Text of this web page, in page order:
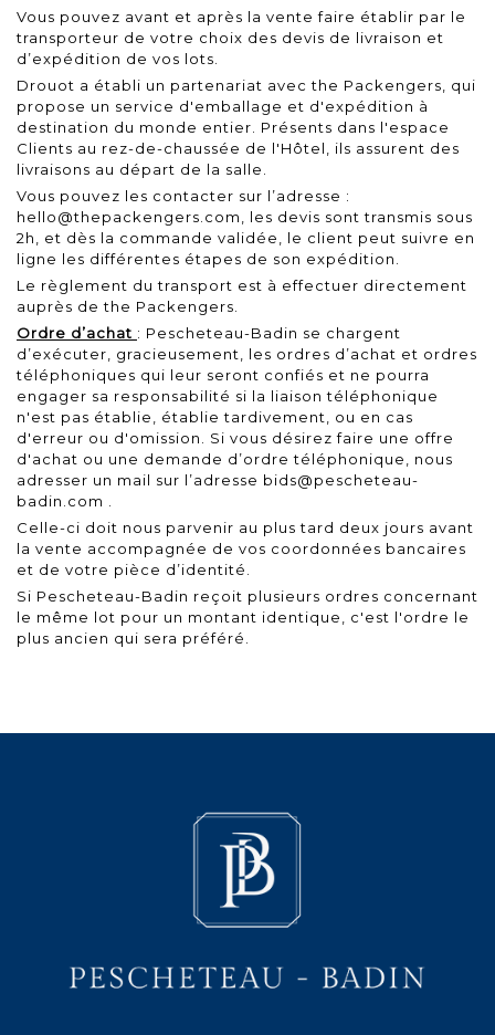
Vous pouvez avant et après la vente faire établir par le
transporteur de votre choix des devis de livraison et
d’expédition de vos lots.
Drouot a établi un partenariat avec the Packengers, qui
propose un service d'emballage et d'expédition à
destination du monde entier. Présents dans l'espace
Clients au rez-de-chaussée de l'Hôtel, ils assurent des
livraisons au départ de la salle.
Vous pouvez les contacter sur l’adresse :
hello@thepackengers.com, les devis sont transmis sous
2h, et dès la commande validée, le client peut suivre en
ligne les différentes étapes de son expédition.
Le règlement du transport est à effectuer directement
auprès de the Packengers.
Ordre d’achat : Pescheteau-Badin se chargent
d’exécuter, gracieusement, les ordres d’achat et ordres
téléphoniques qui leur seront confiés et ne pourra
engager sa responsabilité si la liaison téléphonique
n'est pas établie, établie tardivement, ou en cas
d'erreur ou d'omission. Si vous désirez faire une offre
d'achat ou une demande d’ordre téléphonique, nous
adresser un mail sur l’adresse bids@pescheteau-
badin.com
Celle-ci doit nous parvenir au plus tard deux jours avant
la vente accompagnée de vos coordonnées bancaires
et de votre pièce d’identité.
Si Pescheteau-Badin reçoit plusieurs ordres concernant
le même lot pour un montant identique, c'est l'ordre le
plus ancien qui sera préféré.